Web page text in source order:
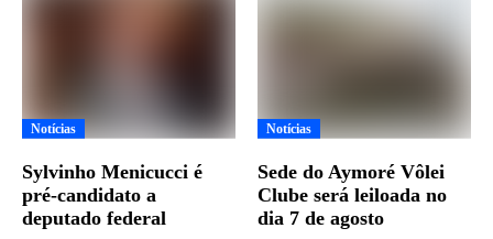
Notícias
Sylvinho Menicucci é
pré-candidato a
deputado federal
Notícias
Sede do Aymoré Vôlei
Clube será leiloada no
dia 7 de agosto